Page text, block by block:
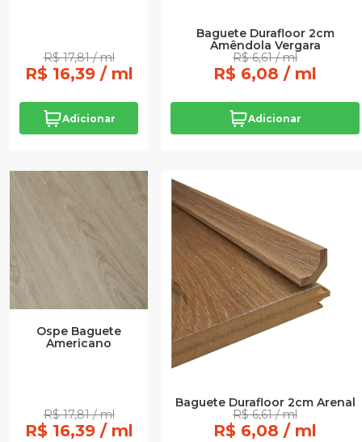
R$ 17,81 / ml
R$ 16,39 / ml
Adicionar
Baguete Durafloor 2cm
Amêndola Vergara
R$ 6,61 / ml
R$ 6,08 / ml
Adicionar
Ospe Baguete
Americano
R$ 17,81 / ml
R$ 16,39 / ml
Baguete Durafloor 2cm Arenal
R$ 6,61 / ml
R$ 6,08 / ml